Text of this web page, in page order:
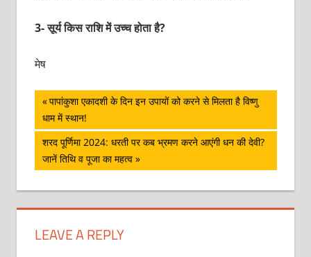
3- सूर्य किस राशि में उच्च होता है?
मेष
पोस्ट
नेविगेशन
Previous
Post:
पापांकुशा एकादशी के दिन इन उपायों को करने से मिलता है विष्णु
धाम में स्थान!
Next
Post:
शरद पूर्णिमा 2024: धरती पर कब भ्रमण करने आएंगी धन की देवी?
जानें तिथि व पूजा का महत्व
LEAVE A REPLY